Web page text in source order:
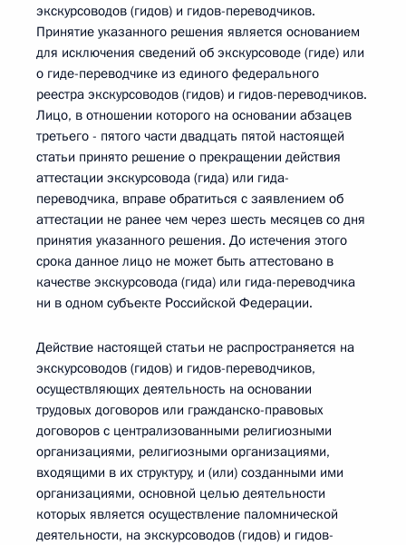
экскурсоводов (гидов) и гидов-переводчиков.
Принятие указанного решения является основанием
для исключения сведений об экскурсоводе (гиде) или
о гиде-переводчике из единого федерального
реестра экскурсоводов (гидов) и гидов-переводчиков.
Лицо, в отношении которого на основании абзацев
третьего - пятого части двадцать пятой настоящей
статьи принято решение о прекращении действия
аттестации экскурсовода (гида) или гида-
переводчика, вправе обратиться с заявлением об
аттестации не ранее чем через шесть месяцев со дня
принятия указанного решения. До истечения этого
срока данное лицо не может быть аттестовано в
качестве экскурсовода (гида) или гида-переводчика
ни в одном субъекте Российской Федерации.
Действие настоящей статьи не распространяется на
экскурсоводов (гидов) и гидов-переводчиков,
осуществляющих деятельность на основании
трудовых договоров или гражданско-правовых
договоров с централизованными религиозными
организациями, религиозными организациями,
входящими в их структуру, и (или) созданными ими
организациями, основной целью деятельности
которых является осуществление паломнической
деятельности, на экскурсоводов (гидов) и гидов-